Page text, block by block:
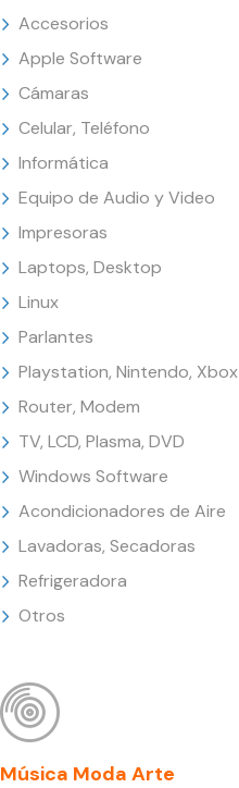
Accesorios
Apple Software
Cámaras
Celular, Teléfono
Informática
Equipo de Audio y Video
Impresoras
Laptops, Desktop
Linux
Parlantes
Playstation, Nintendo, Xbox
Router, Modem
TV, LCD, Plasma, DVD
Windows Software
Acondicionadores de Aire
Lavadoras, Secadoras
Refrigeradora
Otros
Música Moda Arte